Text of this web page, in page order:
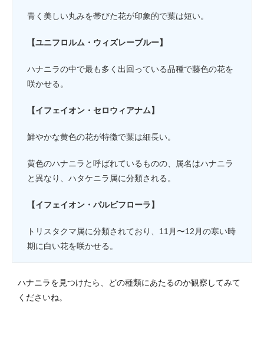
青く美しい丸みを帯びた花が印象的で葉は短い。
【ユニフロルム・ウィズレーブルー】
ハナニラの中で最も多く出回っている品種で藤色の花を
咲かせる。
【イフェイオン・セロウィアナム】
鮮やかな黄色の花が特徴で葉は細長い。
黄色のハナニラと呼ばれているものの、属名はハナニラ
と異なり、ハタケニラ属に分類される。
【イフェイオン・パルビフローラ】
トリスタクマ属に分類されており、11月〜12月の寒い時
期に白い花を咲かせる。
ハナニラを見つけたら、どの種類にあたるのか観察してみて
くださいね。